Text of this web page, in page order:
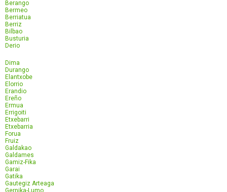
Berango
Bermeo
Berriatua
Berriz
Bilbao
Busturia
Derio
Dima
Durango
Elantxobe
Elorrio
Erandio
Ereño
Ermua
Errigoiti
Etxebarri
Etxebarria
Forua
Fruiz
Galdakao
Galdames
Gamiz-Fika
Garai
Gatika
Gautegiz Arteaga